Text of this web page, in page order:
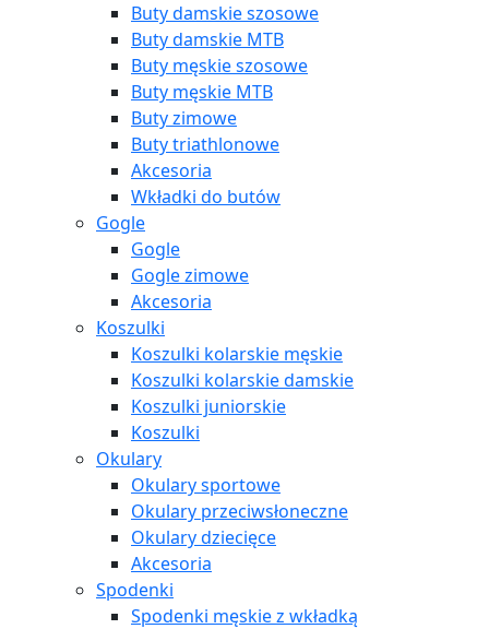
Buty damskie szosowe
Buty damskie MTB
Buty męskie szosowe
Buty męskie MTB
Buty zimowe
Buty triathlonowe
Akcesoria
Wkładki do butów
Gogle
Gogle
Gogle zimowe
Akcesoria
Koszulki
Koszulki kolarskie męskie
Koszulki kolarskie damskie
Koszulki juniorskie
Koszulki
Okulary
Okulary sportowe
Okulary przeciwsłoneczne
Okulary dziecięce
Akcesoria
Spodenki
Spodenki męskie z wkładką